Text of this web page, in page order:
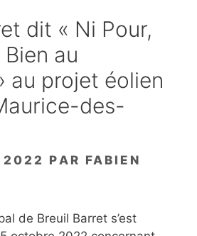
dit « Ni Pour,
au
au projet éolien
des-
2022 PAR FABIEN
de Breuil Barret s’est